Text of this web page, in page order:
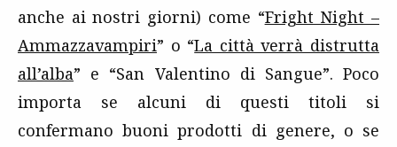
anche ai nostri giorni) come “Fright Night –
Ammazzavampiri” o “La città verrà distrutta
all’alba” e “San Valentino di Sangue”. Poco
importa se alcuni di questi titoli si
confermano buoni prodotti di genere, o se